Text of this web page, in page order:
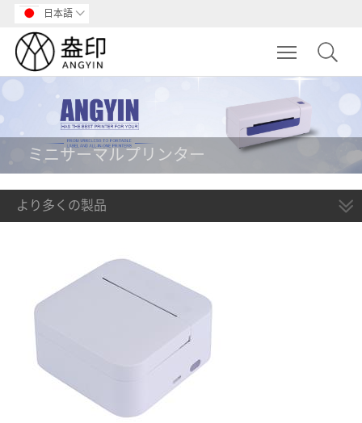
日本語 
Toggle
ミニサーマルプリンター
より多くの製品